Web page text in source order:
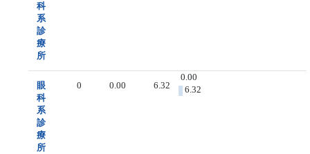
科
系
診
療
所
眼
科
系
診
療
所
0 0.00 6.32
0.00
6.32